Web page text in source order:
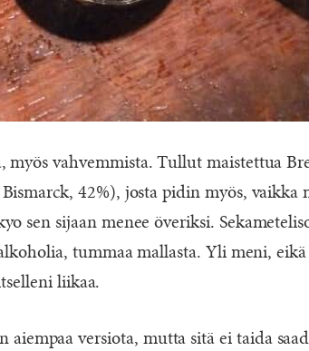
myös vahvemmista. Tullut maistettua
42%), josta pidin myös, vaikka
sen sijaan menee överiksi.
tummaa mallasta. Yli meni,
liikaa.
versiota, mutta sitä ei taida